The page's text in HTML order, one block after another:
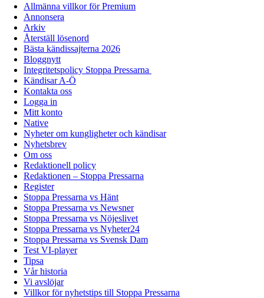
Allmänna villkor för Premium
Annonsera
Arkiv
Återställ lösenord
Bästa kändissajterna 2026
Bloggnytt
Integritetspolicy Stoppa Pressarna
Kändisar A-Ö
Kontakta oss
Logga in
Mitt konto
Native
Nyheter om kungligheter och kändisar
Nyhetsbrev
Om oss
Redaktionell policy
Redaktionen – Stoppa Pressarna
Register
Stoppa Pressarna vs Hänt
Stoppa Pressarna vs Newsner
Stoppa Pressarna vs Nöjeslivet
Stoppa Pressarna vs Nyheter24
Stoppa Pressarna vs Svensk Dam
Test VI-player
Tipsa
Vår historia
Vi avslöjar
Villkor för nyhetstips till Stoppa Pressarna